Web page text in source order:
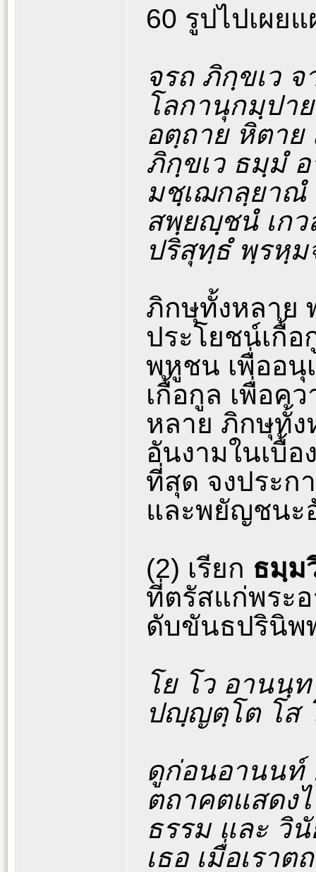
60 รูปไปเผย
จรถ ภิกฺขเว
โลกานุกมฺปาย
อตฺถาย หิตาย
ภิกฺขเว ธมฺมํ
มชฺเฌกลฺยาณํ
สพฺยญฺชนํ เก
ปริสุทฺธํ พฺรหฺม
ภิกษุทั้งหลาย
ประโยชน์เกื้
พหูชน เพื่ออนุ
เกื้อกูล เพื่อค
หลาย ภิกษุทั้ง
อันงามในเบื้
ที่สุด จงประก
และพยัญชนะ
(2) เรียก ธมฺม
ที่ตรัสแก่พระ
ดับขันธปรินิพ
โย โว อานนฺ
ปญฺญตฺโต โส
ดูก่อนอานนท์
ตถาคตแสดง
ธรรม และ วิ
เธอ เมื่อเรา